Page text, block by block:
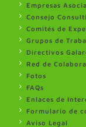
Empresas
Consejo
Comités de
Grupos de
Directivos
Red de
Fotos
FAQs
Enlaces de
Formulario de
Aviso Legal